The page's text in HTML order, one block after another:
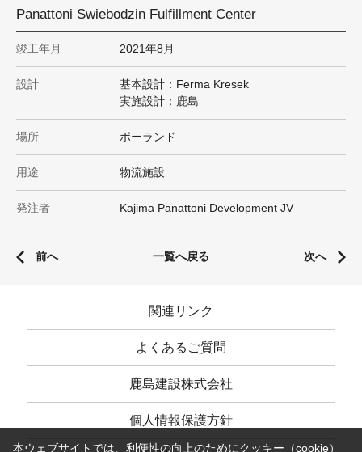
本ウェブサイトでは、利便性の向上のためにクッキー（cookie）
あいうえお順
Panattoni Swiebodzin Fulfillment Center
竣工年月 2021年8月
設計
基本設計：Ferma Kresek
実施設計：鹿島
場所 ポーランド
用途 物流施設
発注者 Kajima Panattoni Development JV
前へ 一覧へ戻る 次へ
関連リンク
よくあるご質問
鹿島建設株式会社
個人情報保護方針